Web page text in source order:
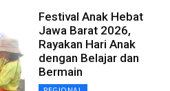
Festival Anak Hebat
Jawa Barat 2026,
Rayakan Hari Anak
dengan Belajar dan
Bermain